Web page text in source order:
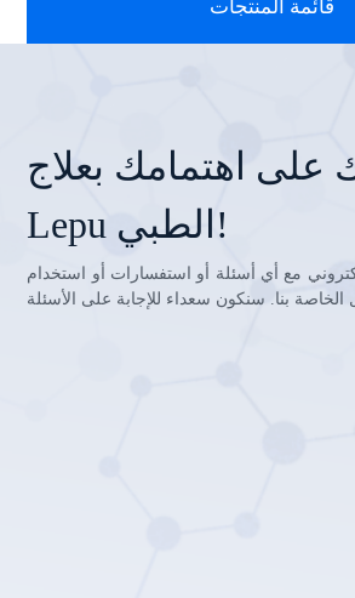
قائمة المنتجات
على اهتمامك بعلاج
Lepu الطبي!
مع أي أسئلة أو استفسارات أو استخدام